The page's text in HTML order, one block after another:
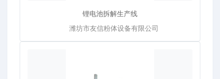
锂电池拆解生产线
潍坊市友信粉体设备有限公司